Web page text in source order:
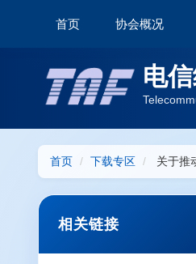
首页 协会概况
电
首页 下载专区 关于推
相关链接